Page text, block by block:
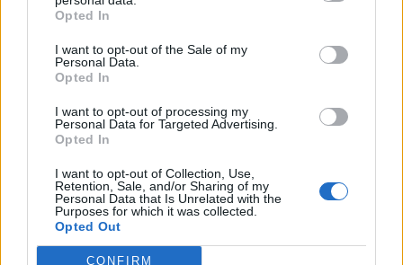
Opted In
I want to opt-out of the Sale of my
Personal Data.
Opted In
I want to opt-out of processing my
Personal Data for Targeted Advertising.
Opted In
I want to opt-out of Collection, Use,
Retention, Sale, and/or Sharing of my
Personal Data that Is Unrelated with the
Purposes for which it was collected.
Opted Out
CONFIRM
Μπαμπά, σ’ αγαπώ spoiler: Η Βιργινία
χάνει το νηπιαγωγείο
Γιώργος Λιάγκας - «Ο Τζορτζ Κλούνεϊ
της Ελλάδας…»: Χαμός στα σχόλια με
την ΑΙ φωτό που πόσταρε
Οι παικταράδες που δεν έγιναν ποτέ οι θρύλοι που
περιμέναμε